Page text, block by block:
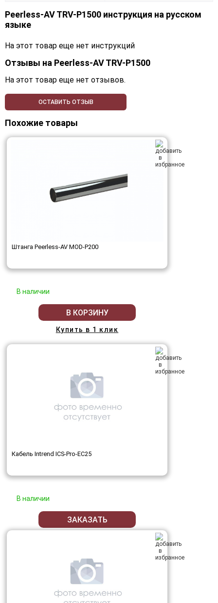
Peerless-AV TRV-P1500 инструкция на русском
языке
На этот товар еще нет инструкций
Отзывы на Peerless-AV TRV-P1500
На этот товар еще нет отзывов.
ОСТАВИТЬ ОТЗЫВ
Похожие товары
Штанга Peerless-AV MOD-P200
В наличии
В КОРЗИНУ
Купить в 1 клик
Кабель Intrend ICS-Pro-EC25
В наличии
ЗАКАЗАТЬ